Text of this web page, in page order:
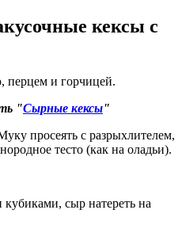
кексы с
перцем и горчицей.
"Сырные кексы"
просеять с разрыхлителем,
тесто (как на оладьи).
сыр натереть на